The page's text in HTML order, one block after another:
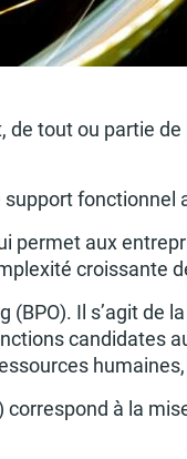
tout ou partie
support
permet aux
croissante
(BPO). Il s’agit
candidates
correspond à la